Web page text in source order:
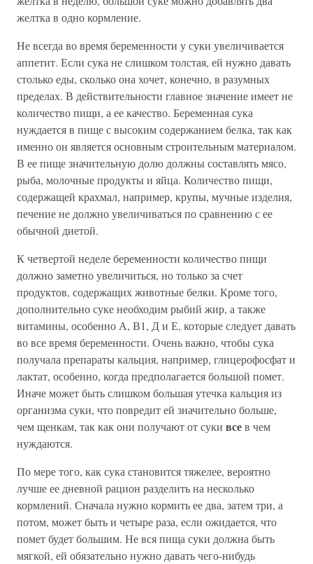
желтка в одно кормление.
Не всегда во время беременности у суки увеличивается
аппетит. Если сука не слишком толстая, ей нужно давать
столько еды, сколько она хочет, конечно, в разумных
пределах. В действительности главное значение имеет не
количество пищи, а ее качество. Беременная сука
нуждается в пище с высоким содержанием белка, так как
именно он является основным строительным материалом.
В ее пище значительную долю должны составлять мясо,
рыба, молочные продукты и яйца. Количество пищи,
содержащей крахмал, например, крупы, мучные изделия,
печение не должно увеличиваться по сравнению с ее
обычной диетой.
К четвертой неделе беременности количество пищи
должно заметно увеличиться, но только за счет
продуктов, содержащих животные белки. Кроме того,
дополнительно суке необходим рыбий жир, а также
витамины, особенно А, В1, Д и Е, которые следует давать
во все время беременности. Очень важно, чтобы сука
получала препараты кальция, например, глицерофосфат и
лактат, особенно, когда предполагается большой помет.
Иначе может быть слишком большая утечка кальция из
организма суки, что повредит ей значительно больше,
чем щенкам, так как они получают от суки всев чем
нуждаются.
По мере того, как сука становится тяжелее, вероятно
лучше ее дневной рацион разделить на несколько
кормлений. Сначала нужно кормить ее два, затем три, а
потом, может быть и четыре раза, если ожидается, что
помет будет большим. Не вся пища суки должна быть
мягкой, ей обязательно нужно давать чего-нибудь